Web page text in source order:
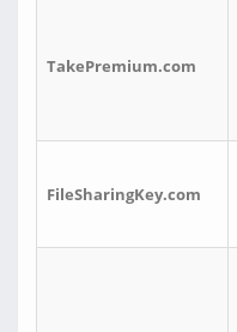
TakePremium.com
FileSharingKey.com